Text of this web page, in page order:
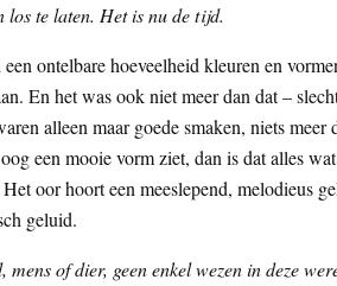
los te laten. Het is nu de tijd.
ontelbare hoeveelheid kleuren en
En het was ook niet meer dan dat –
alleen maar goede smaken, niets meer
een mooie vorm ziet, dan is dat alles
oor hoort een meeslepend, melodieus
geluid.
of dier, geen enkel wezen in deze